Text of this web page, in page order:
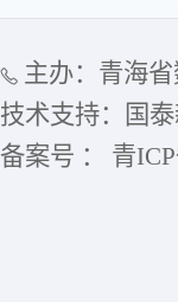
主办：青海
技术支持：国
备案号 ： 青